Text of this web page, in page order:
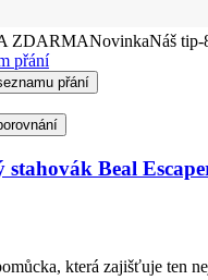
ZDARMANovinkaNáš tip-
přání
přání
stahovák Beal
která zajišťuje ten